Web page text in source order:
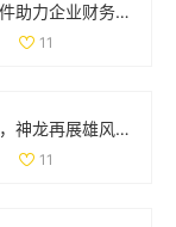
t+财务软件助力企业财务管理高效升级的全新解决方案
11
重生归来，神龙再展雄风的传奇冒险之旅
11